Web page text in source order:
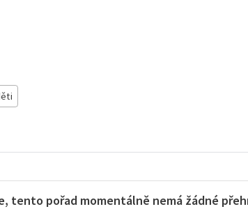
tento pořad momentálně nemá žádné